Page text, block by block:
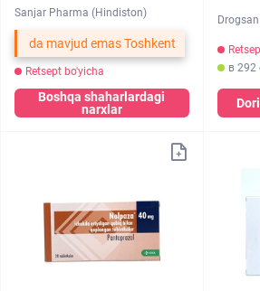
Sanjar Pharma (Hindiston)
da mavjud emas Toshkent
Retsept bo'yicha
Boshqa shaharlardagi
narxlar
в 292